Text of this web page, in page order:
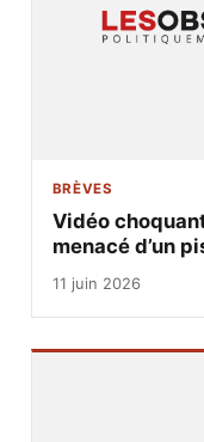
BRÈVES
Vidéo
menacé d’un
11 juin 2026